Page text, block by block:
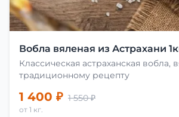
Вобла вяленая из Астрахани
Классическая астраханская вобла,
традиционному рецепту
1 400 ₽ 1 550 ₽
от 1 кг.